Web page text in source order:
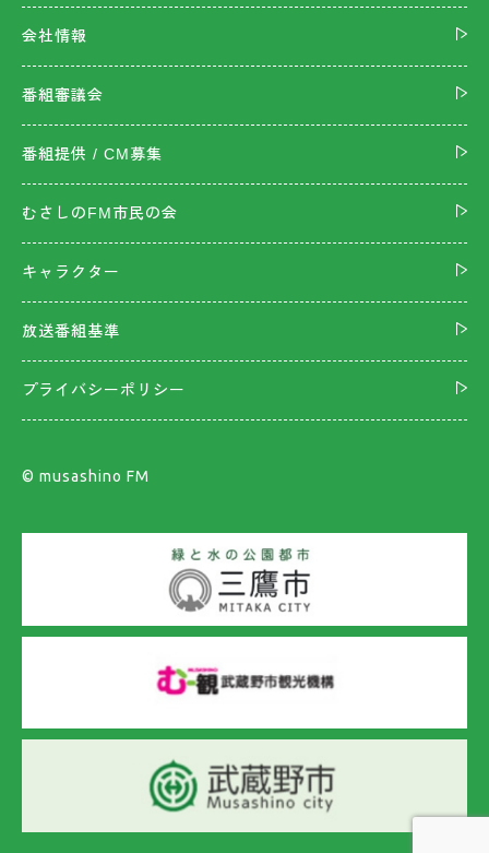
会社情報
番組審議会
番組提供 / CM募集
むさしのFM市民の会
キャラクター
放送番組基準
プライバシーポリシー
©︎ musashino FM